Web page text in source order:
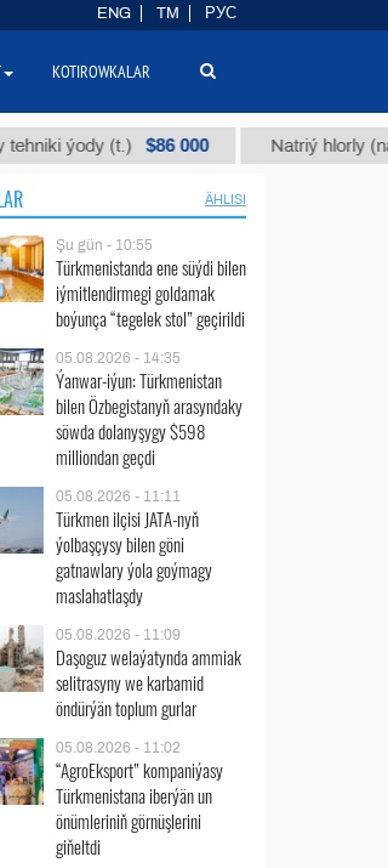
ýody (t.) $86 000 Natriý hlorly
ÄHLISI
Şu gün - 10:55
Türkmenistanda ene süýdi bilen
iýmitlendirmegi goldamak
boýunça “tegelek stol” geçirildi
05.08.2026 - 14:35
Ýanwar-iýun: Türkmenistan
bilen Özbegistanyň arasyndaky
söwda dolanyşygy $598
milliondan geçdi
05.08.2026 - 11:11
Türkmen ilçisi JATA-nyň
ýolbaşçysy bilen göni
gatnawlary ýola goýmagy
maslahatlaşdy
05.08.2026 - 11:09
Daşoguz welaýatynda ammiak
selitrasyny we karbamid
öndürýän toplum gurlar
05.08.2026 - 11:02
“AgroEksport” kompaniýasy
Türkmenistana iberýän un
önümleriniň görnüşlerini
giňeltdi
ENG TM РУС
KOTIROWKALAR